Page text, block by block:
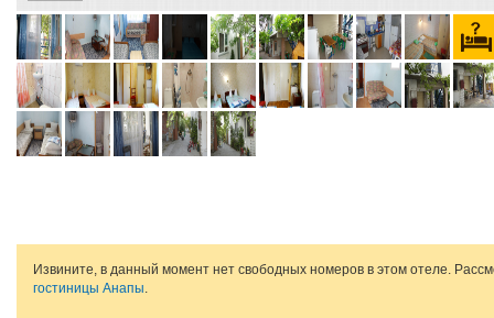
Извините, в данный момент нет свободных номеров в этом отеле.
гостиницы Анапы.